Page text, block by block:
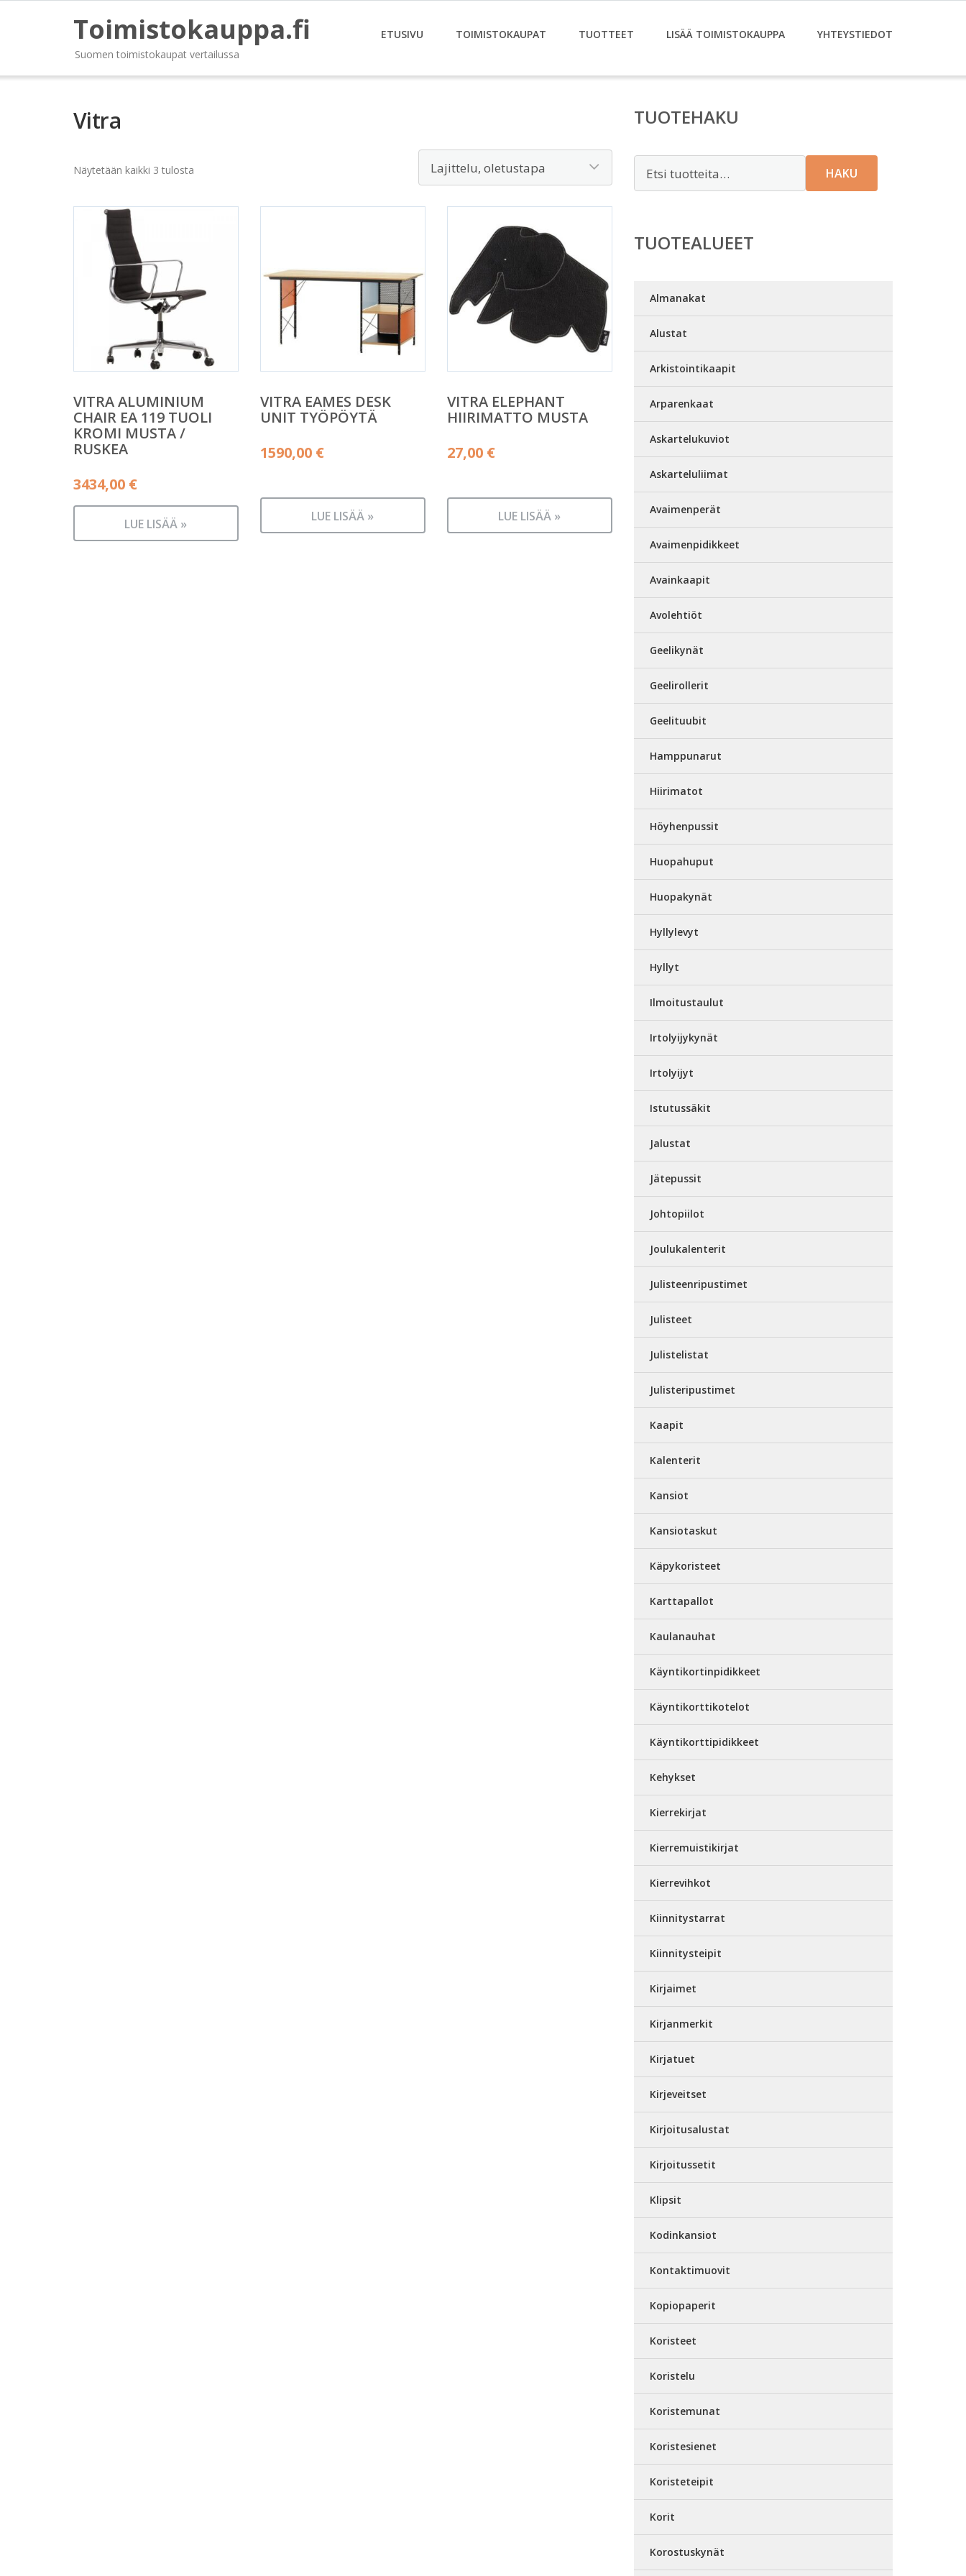
Toimistokauppa.fi
Suomen toimistokaupat vertailussa
ETUSIVU TOIMISTOKAUPAT TUOTTEET LISÄÄ TOIMISTOKAUPPA YHTEYSTIEDOT
Vitra
Näytetään kaikki 3 tulosta
VITRA ALUMINIUM
CHAIR EA 119 TUOLI
KROMI MUSTA /
RUSKEA
3434,00 €
LUE LISÄÄ »
VITRA EAMES DESK
UNIT TYÖPÖYTÄ
1590,00 €
LUE LISÄÄ »
VITRA ELEPHANT
HIIRIMATTO MUSTA
27,00 €
LUE LISÄÄ »
TUOTEHAKU
HAKU
TUOTEALUEET
Almanakat
Alustat
Arkistointikaapit
Arparenkaat
Askartelukuviot
Askarteluliimat
Avaimenperät
Avaimenpidikkeet
Avainkaapit
Avolehtiöt
Geelikynät
Geelirollerit
Geelituubit
Hamppunarut
Hiirimatot
Höyhenpussit
Huopahuput
Huopakynät
Hyllylevyt
Hyllyt
Ilmoitustaulut
Irtolyijykynät
Irtolyijyt
Istutussäkit
Jalustat
Jätepussit
Johtopiilot
Joulukalenterit
Julisteenripustimet
Julisteet
Julistelistat
Julisteripustimet
Kaapit
Kalenterit
Kansiot
Kansiotaskut
Käpykoristeet
Karttapallot
Kaulanauhat
Käyntikortinpidikkeet
Käyntikorttikotelot
Käyntikorttipidikkeet
Kehykset
Kierrekirjat
Kierremuistikirjat
Kierrevihkot
Kiinnitystarrat
Kiinnitysteipit
Kirjaimet
Kirjanmerkit
Kirjatuet
Kirjeveitset
Kirjoitusalustat
Kirjoitussetit
Klipsit
Kodinkansiot
Kontaktimuovit
Kopiopaperit
Koristeet
Koristelu
Koristemunat
Koristesienet
Koristeteipit
Korit
Korostuskynät